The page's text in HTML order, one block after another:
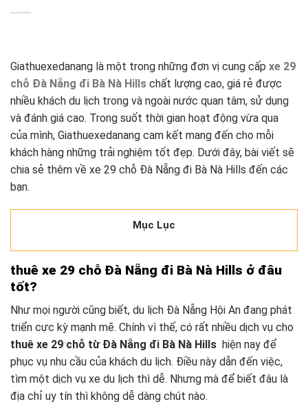
Giathuexedanang là một trong những đơn vị cung cấp xe 29
chỗ Đà Nẵng đi Bà Nà Hills chất lượng cao, giá rẻ được
nhiều khách du lịch trong và ngoài nước quan tâm, sử dụng
và đánh giá cao. Trong suốt thời gian hoạt động vừa qua
của mình, Giathuexedanang cam kết mang đến cho mỗi
khách hàng những trải nghiệm tốt đẹp. Dưới đây, bài viết sẽ
chia sẻ thêm về xe 29 chỗ Đà Nẵng đi Bà Nà Hills đến các
bạn.
Mục Lục
thuê xe 29 chỗ Đà Nẵng đi Bà Nà Hills ở đâu
tốt?
Như mọi người cũng biết, du lịch Đà Nẵng Hội An đang phát
triển cực kỳ mạnh mẽ. Chính vì thế, có rất nhiều dịch vụ cho
thuê xe 29 chỗ từ Đà Nẵng đi Bà Nà Hills hiện nay để
phục vụ nhu cầu của khách du lịch. Điều này dẫn đến việc,
tìm một dịch vụ xe du lịch thì dễ. Nhưng mà để biết đâu là
địa chỉ uy tín thì không dễ dàng chút nào.